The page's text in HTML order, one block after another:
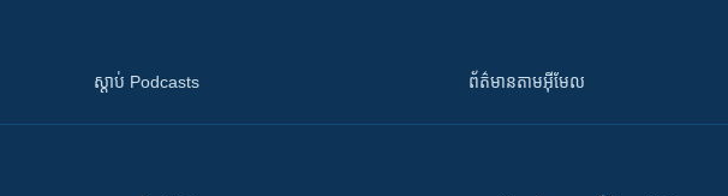
ស្តាប់ Podcasts ព័ត៌មាន​តាម​អ៊ីមែល